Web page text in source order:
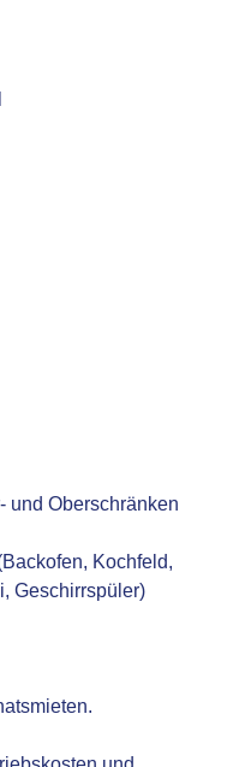
und Oberschränken
Kochfeld,
Geschirrspüler)